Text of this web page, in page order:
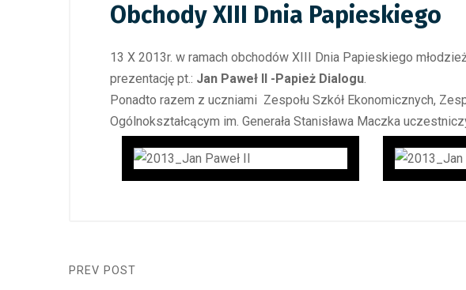
Obchody XIII Dnia Papieskiego
13 X 2013r. w ramach obchodów XIII Dnia Papieskiego
prezentację pt.: Jan Paweł II -Papież Dialogu.
Ponadto razem z uczniami Zespołu Szkół Ekonomicznych,
Ogólnokształcącym im. Generała Stanisława Maczka
PREV POST